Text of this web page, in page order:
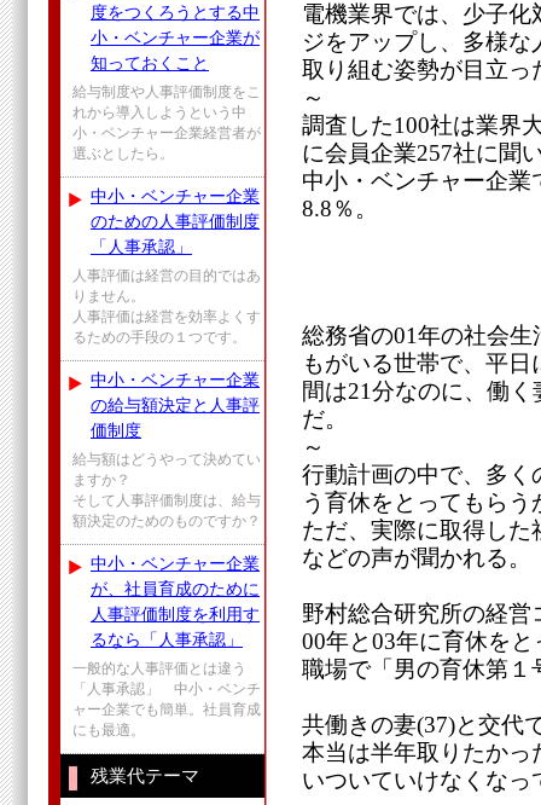
電機業界では、少子
ジをアップし、多様
取り組む姿勢が目立っ
～
調査した100社は業界
に会員企業257社に聞
中小・ベンチャー企
8.8％。
総務省の01年の社会
もがいる世帯で、平
間は21分なのに、働
だ。
～
行動計画の中で、多く
う育休をとってもら
ただ、実際に取得し
などの声が聞かれる。
野村総合研究所の経
00年と03年に育休をと
職場で「男の育休第１
共働きの妻(37)と交代
本当は半年取りたかっ
いついていけなくな
度をつくろうとする中
小・ベンチャー企業が
知っておくこと
給与制度や人事評価制度をこ
れから導入しようという中
小・ベンチャー企業経営者が
選ぶとしたら。
中小・ベンチャー企業
のための人事評価制度
「人事承認」
人事評価は経営の目的ではあ
りません。
人事評価は経営を効率よくす
るための手段の１つです。
中小・ベンチャー企業
の給与額決定と人事評
価制度
給与額はどうやって決めてい
ますか？
そして人事評価制度は、給与
額決定のためのものですか？
中小・ベンチャー企業
が、社員育成のために
人事評価制度を利用す
るなら「人事承認」
一般的な人事評価とは違う
「人事承認」 中小・ベンチ
ャー企業でも簡単。社員育成
にも最適。
残業代テーマ